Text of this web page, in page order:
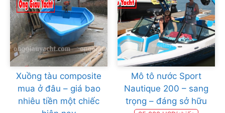
Xuồng tàu composite
mua ở đâu – giá bao
nhiêu tiền một chiếc
Mô tô nước Sport
Nautique 200 – sang
trọng – đáng sở hữu